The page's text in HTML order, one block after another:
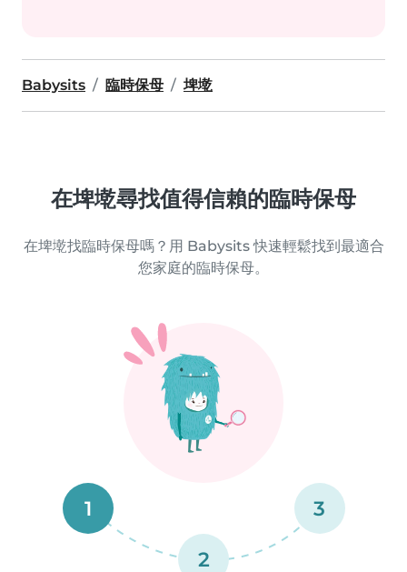
Babysits 臨時保母 埤墘
在埤墘尋找值得信賴的臨時保母
在埤墘找臨時保母嗎？用 Babysits 快速輕鬆找到最適合
您家庭的臨時保母。
1
2
3